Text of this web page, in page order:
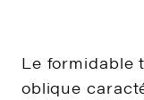
Le formidable
oblique